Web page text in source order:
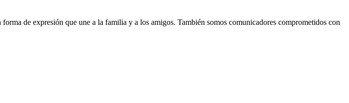
de expresión que une a la familia y a los amigos. También somos comunicadores comprometidos con